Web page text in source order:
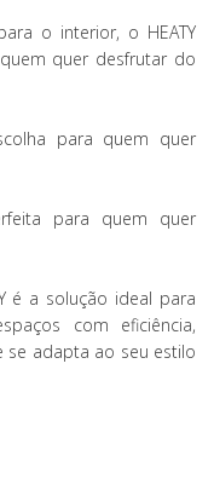
o interior, o HEATY
quer desfrutar do
para quem quer
para quem quer
é a solução ideal para
com eficiência,
se adapta ao seu estilo